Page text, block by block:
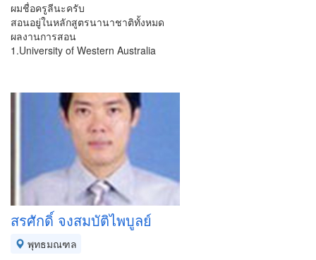
ผมชื่อครูลีนะครับ
สอนอยู่ในหลักสูตรนานาชาติทั้งหมด
ผลงานการสอน
1.University of Western Australia
สรศักดิ์ จงสมบัติไพบูลย์
พุทธมณฑล